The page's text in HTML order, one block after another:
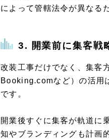
によって管轄法令が異なる
3. 開業前に集客戦
改装工事だけでなく、集客
Booking.comなど）の活用
です。
開業後すぐに集客が軌道に
知やブランディングも計画